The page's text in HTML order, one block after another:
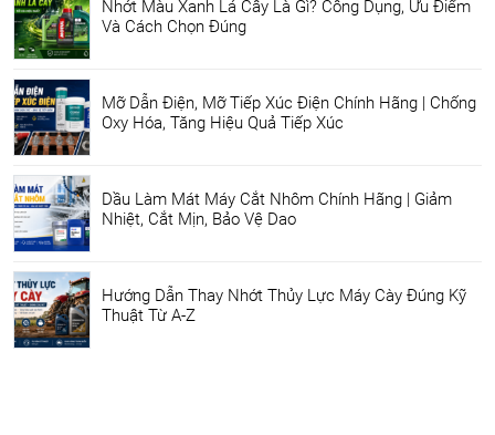
Nhớt Màu Xanh Lá Cây Là Gì? Công Dụng, Ưu Điểm
Và Cách Chọn Đúng
Mỡ Dẫn Điện, Mỡ Tiếp Xúc Điện Chính Hãng | Chống
Oxy Hóa, Tăng Hiệu Quả Tiếp Xúc
Dầu Làm Mát Máy Cắt Nhôm Chính Hãng | Giảm
Nhiệt, Cắt Mịn, Bảo Vệ Dao
Hướng Dẫn Thay Nhớt Thủy Lực Máy Cày Đúng Kỹ
Thuật Từ A-Z